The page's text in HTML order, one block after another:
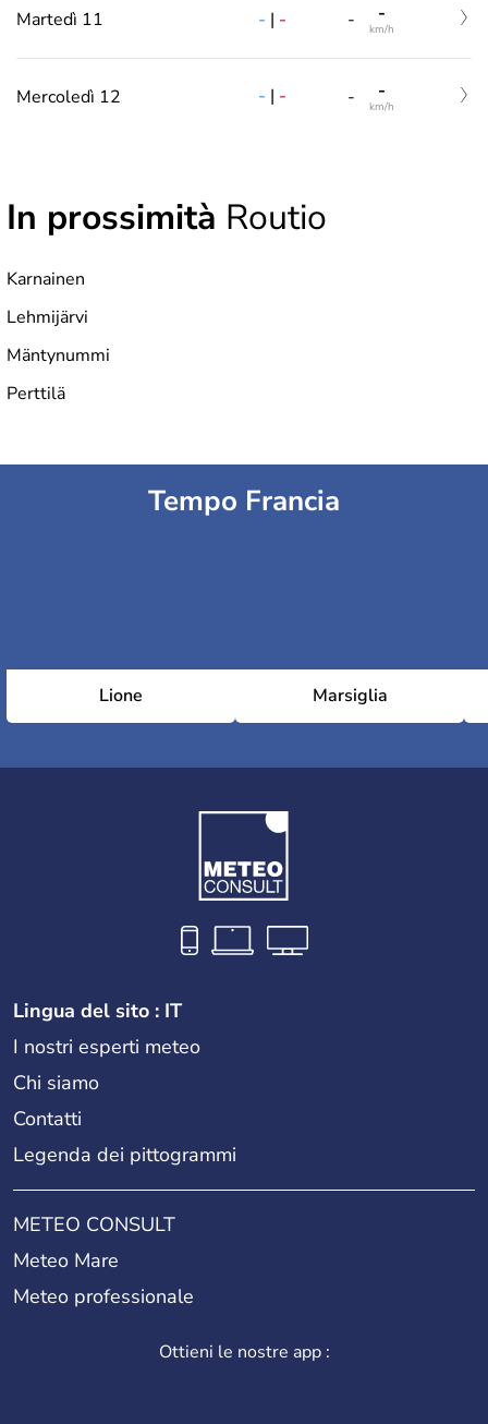
Martedì 11 - | - - -
km/h
Mercoledì 12 - | - - -
km/h
In prossimità Routio
Karnainen
Lehmijärvi
Mäntynummi
Perttilä
Tempo Francia
Lione Marsiglia
Lingua del sito : IT
I nostri esperti meteo
Chi siamo
Contatti
Legenda dei pittogrammi
METEO CONSULT
Meteo Mare
Meteo professionale
Ottieni le nostre app :